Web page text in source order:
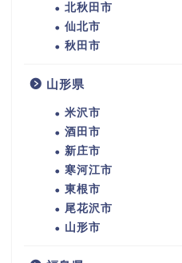
北秋田市
仙北市
秋田市
山形県
米沢市
酒田市
新庄市
寒河江市
東根市
尾花沢市
山形市